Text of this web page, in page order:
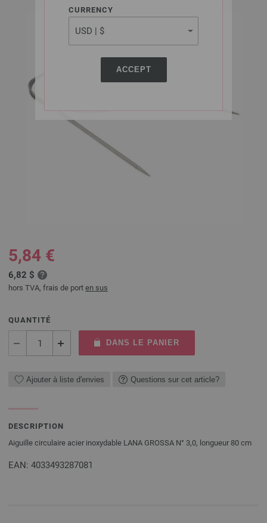
CURRENCY
ACCEPT
5,84 €
6,82 $
hors TVA, frais de port en sus
QUANTITÉ
DANS LE PANIER
Ajouter à liste d'envies Questions sur cet article?
DESCRIPTION
Aiguille circulaire acier inoxydable LANA GROSSA N° 3,0, longueur 80 cm
EAN: 4033493287081